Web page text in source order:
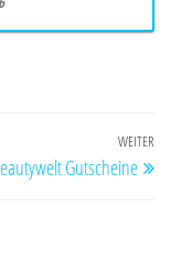
WEITER
Gutscheine